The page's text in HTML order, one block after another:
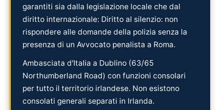
garantiti sia dalla legislazione locale che dal
diritto internazionale: Diritto al silenzio: non
rispondere alle domande della polizia senza la
presenza di un Avvocato penalista a Roma.
Ambasciata d'Italia a Dublino (63/65
Northumberland Road) con funzioni consolari
per tutto il territorio irlandese. Non esistono
consolati generali separati in Irlanda.